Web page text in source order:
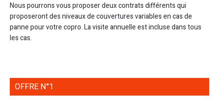
Nous pourrons vous proposer deux contrats différents qui
proposeront des niveaux de couvertures variables en cas de
panne pour votre copro. La visite annuelle est incluse dans tous
les cas.
OFFRE N°1